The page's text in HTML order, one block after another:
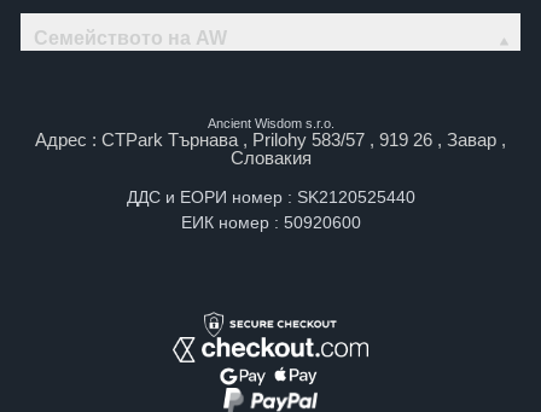
Семейството на AW
Ancient Wisdom s.r.o.
Адрес : CTPark Търнава , Prilohy 583/57 , 919 26 , Завар ,
Словакия
ДДС и ЕОРИ номер : SK2120525440
ЕИК номер : 50920600